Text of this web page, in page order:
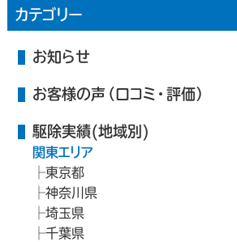
カテゴリー
お知らせ
お客様の声（口コミ・評価）
駆除実績(地域別)
関東エリア
東京都
神奈川県
埼玉県
千葉県